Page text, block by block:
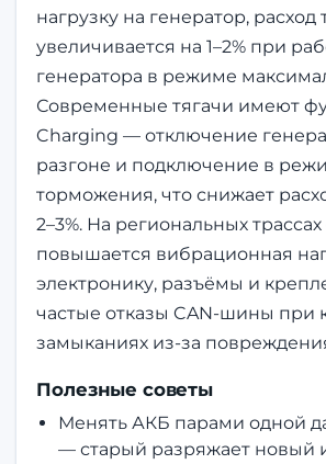
нагрузку на генератор, расход
увеличивается на 1–2% при
генератора в режиме
Современные тягачи имеют
Charging — отключение
разгоне и подключение в
торможения, что снижает
2–3%. На региональных
повышается вибрационная
электронику, разъёмы и
частые отказы CAN-шины при
замыканиях из-за
Полезные советы
Менять АКБ парами одной
— старый разряжает новый